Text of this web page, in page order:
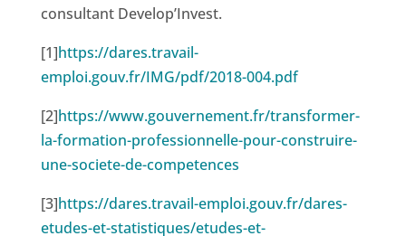
consultant Develop’Invest.
[1]https://dares.travail-
emploi.gouv.fr/IMG/pdf/2018-004.pdf
[2]https://www.gouvernement.fr/transformer-
la-formation-professionnelle-pour-construire-
une-societe-de-competences
[3]https://dares.travail-emploi.gouv.fr/dares-
etudes-et-statistiques/etudes-et-